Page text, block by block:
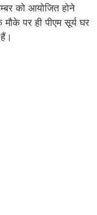
को आयोजित होने
पर ही पीएम सूर्य घर